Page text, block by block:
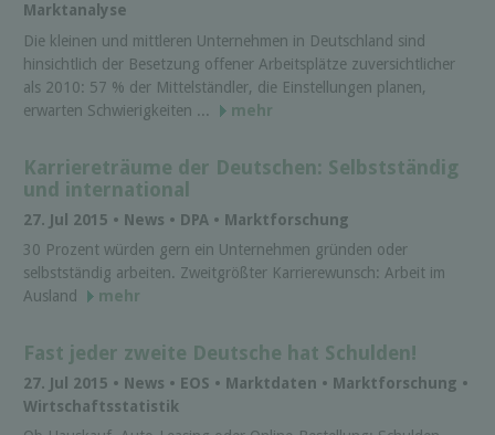
Marktanalyse
Die kleinen und mittleren Unternehmen in Deutschland sind
hinsichtlich der Besetzung offener Arbeitsplätze zuversichtlicher
als 2010: 57 % der Mittelständler, die Einstellungen planen,
erwarten Schwierigkeiten ...
mehr
Karriereträume der Deutschen: Selbstständig
und international
27. Jul 2015 • News • DPA • Marktforschung
30 Prozent würden gern ein Unternehmen gründen oder
selbstständig arbeiten. Zweitgrößter Karrierewunsch: Arbeit im
Ausland
mehr
Fast jeder zweite Deutsche hat Schulden!
27. Jul 2015 • News • EOS • Marktdaten • Marktforschung •
Wirtschaftsstatistik